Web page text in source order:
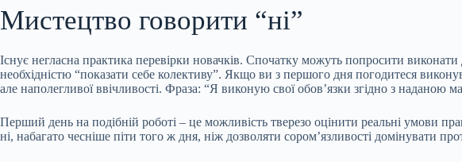
Мистецтво говорити “ні”
Існує негласна практика перевірки новачків. Спочатку можуть попросити
необхідністю “показати себе колективу”. Якщо ви з першого дня погодитеся
але наполегливої ввічливості. Фраза: “Я виконую свої обов’язки згідно з
Перший день на подібній роботі – це можливість тверезо оцінити реальні умови
ні, набагато чесніше піти того ж дня, ніж дозволяти сором’язливості домінувати